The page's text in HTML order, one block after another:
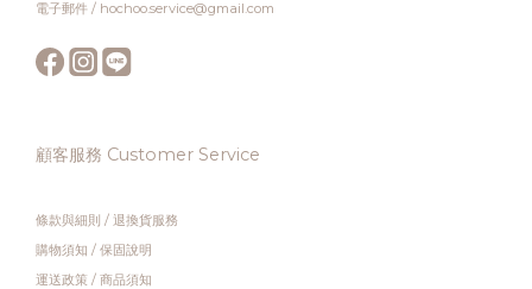
電子郵件 / hochoo.service@gmail.com
顧客服務 Customer Service
條款與細則 / 退換貨服務
購物須知 / 保固說明
運送政策 / 商品須知